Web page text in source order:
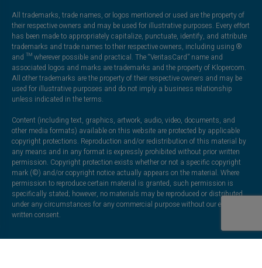
All trademarks, trade names, or logos mentioned or used are the property of
their respective owners and may be used for illustrative purposes. Every effort
has been made to appropriately capitalize, punctuate, identify, and attribute
trademarks and trade names to their respective owners, including using ®
and ™ wherever possible and practical. The “VeritasCard” name and
associated logos and marks are trademarks and the property of Klopercom.
All other trademarks are the property of their respective owners and may be
used for illustrative purposes and do not imply a business relationship
unless indicated in the terms.
Content (including text, graphics, artwork, audio, video, documents, and
other media formats) available on this website are protected by applicable
copyright protections. Reproduction and/or redistribution of this material by
any means and in any format is expressly prohibited without prior written
permission. Copyright protection exists whether or not a specific copyright
mark (©) and/or copyright notice actually appears on the material. Where
permission to reproduce certain material is granted, such permission is
specifically stated; however, no materials may be reproduced or distributed
under any circumstances for any commercial purpose without our express
written consent.